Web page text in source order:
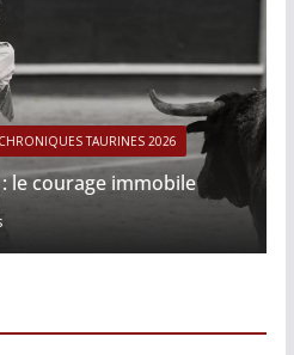
TAURINES 2026
immobile